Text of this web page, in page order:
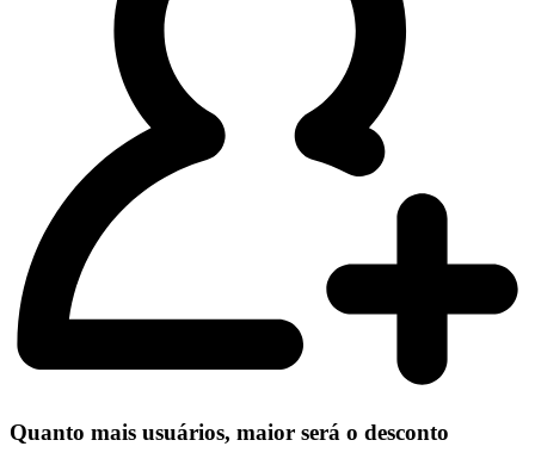
Quanto mais usuários, maior será o desconto